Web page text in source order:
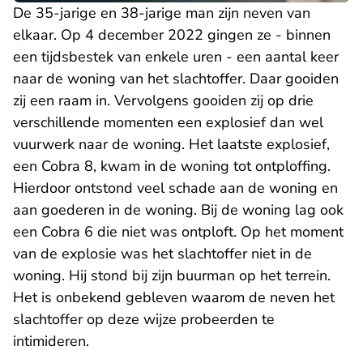
De 35-jarige en 38-jarige man zijn neven van
elkaar. Op 4 december 2022 gingen ze - binnen
een tijdsbestek van enkele uren - een aantal keer
naar de woning van het slachtoffer. Daar gooiden
zij een raam in. Vervolgens gooiden zij op drie
verschillende momenten een explosief dan wel
vuurwerk naar de woning. Het laatste explosief,
een Cobra 8, kwam in de woning tot ontploffing.
Hierdoor ontstond veel schade aan de woning en
aan goederen in de woning. Bij de woning lag ook
een Cobra 6 die niet was ontploft. Op het moment
van de explosie was het slachtoffer niet in de
woning. Hij stond bij zijn buurman op het terrein.
Het is onbekend gebleven waarom de neven het
slachtoffer op deze wijze probeerden te
intimideren.